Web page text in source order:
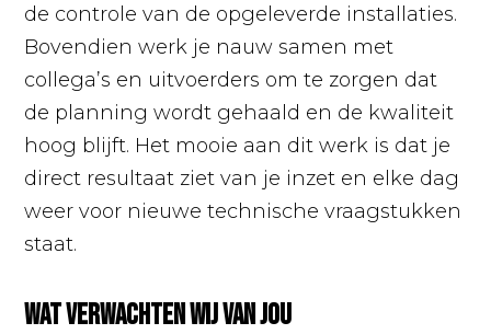
de controle van de opgeleverde installaties.
Bovendien werk je nauw samen met
collega’s en uitvoerders om te zorgen dat
de planning wordt gehaald en de kwaliteit
hoog blijft. Het mooie aan dit werk is dat je
direct resultaat ziet van je inzet en elke dag
weer voor nieuwe technische vraagstukken
staat.
Wat verwachten wij van jou